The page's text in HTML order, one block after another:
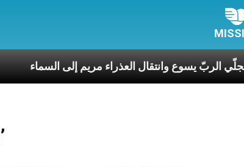
تجلّي الربّ يسوع وانتقال العذراء مريم إلى
Posts Tagged ‘مؤتمر كنائس أوروبا’